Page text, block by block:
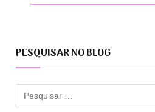
PESQUISAR NO BLOG